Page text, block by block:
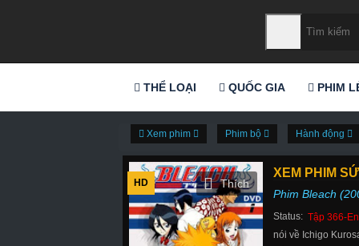
THỂ LOẠI QUỐC GIA PHIM
Xem phim Phim bộ Hành động
HD
XEM PHIM
Phim Bleach
Status: Tập 366-
nói về Ichigo